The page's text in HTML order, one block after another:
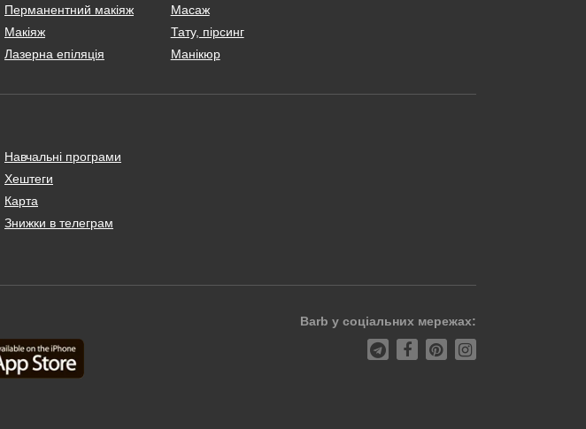
Перманентний макіяж
Макіяж
Лазерна епіляція
Масаж
Тату, пірсинг
Манікюр
Навчальні програми
Хештеги
Карта
Знижки в телеграм
Barb у соціальних мережах: